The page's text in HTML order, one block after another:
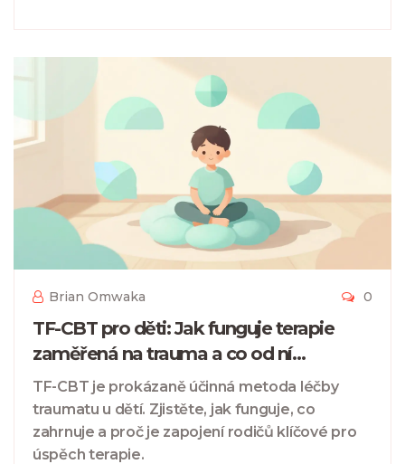
Brian Omwaka 0
TF-CBT pro děti: Jak funguje terapie
zaměřená na trauma a co od ní
očekávat
TF-CBT je prokázaně účinná metoda léčby
traumatu u dětí. Zjistěte, jak funguje, co
zahrnuje a proč je zapojení rodičů klíčové pro
úspěch terapie.